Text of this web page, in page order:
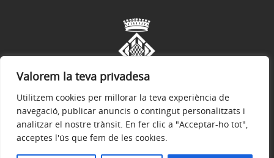
Valorem la teva privadesa
Utilitzem cookies per millorar la teva experiència de
navegació, publicar anuncis o contingut personalitzats i
analitzar el nostre trànsit. En fer clic a "Acceptar-ho tot",
acceptes l'ús que fem de les cookies.
Avís legal Política de privacitat